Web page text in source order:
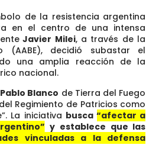
de la resistencia argentina
en el centro de una intensa
Javier Milei, a través de la
(AABE), decidió subastar el
una amplia reacción de la
nacional.
Pablo Blanco de Tierra del Fuego
Regimiento de Patricios como
La iniciativa busca“afectar a
y establece que las
vinculadas a la defensa